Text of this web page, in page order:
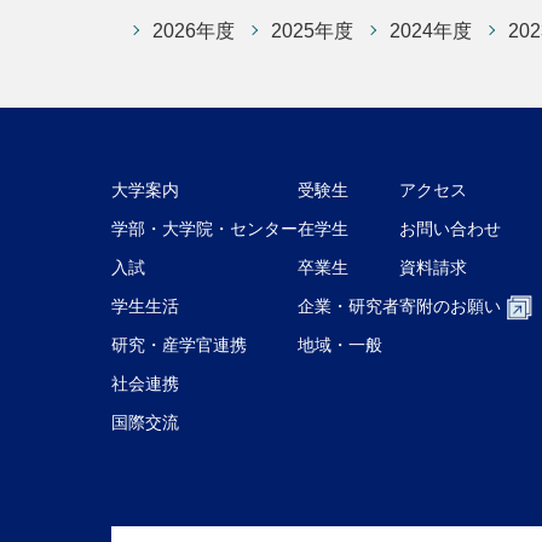
2026年度 2025年度 2024年度
大学案内
学部・大学院・センター
入試
学生生活
研究・産学官連携
社会連携
国際交流
受験生
在学生
卒業生
企業・研究者
地域・一般
アクセス
お問い合わせ
資料請求
寄附のお願い